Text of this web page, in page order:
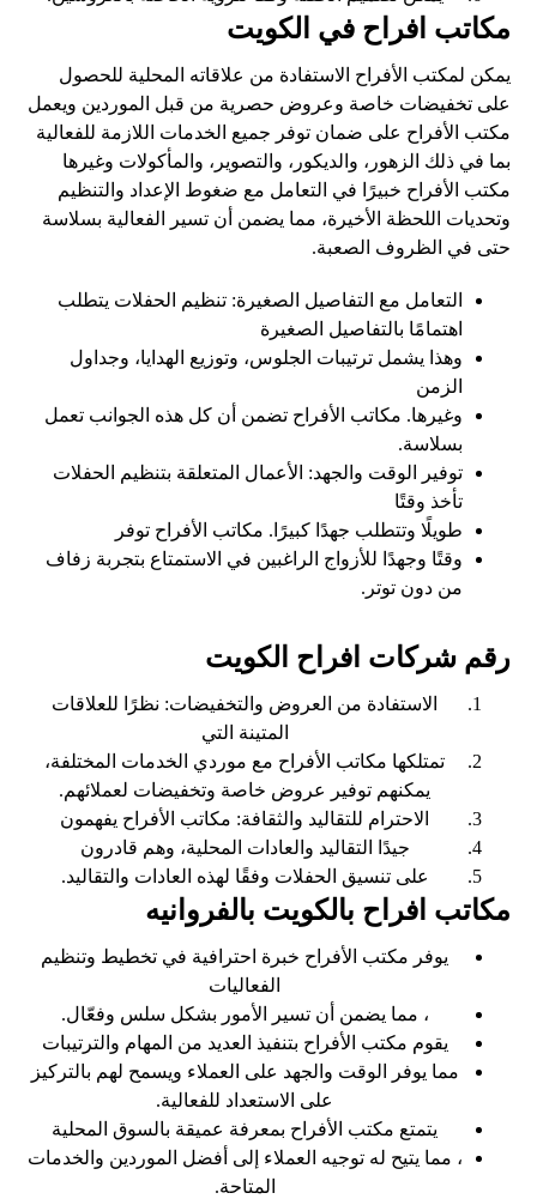
مكاتب افراح في الكويت
يمكن لمكتب الأفراح الاستفادة من علاقاته المحلية للحصول
على تخفيضات خاصة وعروض حصرية من قبل الموردين ويعمل
مكتب الأفراح على ضمان توفر جميع الخدمات اللازمة للفعالية
بما في ذلك الزهور، والديكور، والتصوير، والمأكولات وغيرها
مكتب الأفراح خبيرًا في التعامل مع ضغوط الإعداد والتنظيم
وتحديات اللحظة الأخيرة، مما يضمن أن تسير الفعالية بسلاسة
حتى في الظروف الصعبة.
التعامل مع التفاصيل الصغيرة: تنظيم الحفلات يتطلب
اهتمامًا بالتفاصيل الصغيرة
وهذا يشمل ترتيبات الجلوس، وتوزيع الهدايا، وجداول
الزمن
وغيرها. مكاتب الأفراح تضمن أن كل هذه الجوانب تعمل
بسلاسة.
توفير الوقت والجهد: الأعمال المتعلقة بتنظيم الحفلات
تأخذ وقتًا
طويلًا وتتطلب جهدًا كبيرًا. مكاتب الأفراح توفر
وقتًا وجهدًا للأزواج الراغبين في الاستمتاع بتجربة زفاف
من دون توتر.
رقم شركات افراح الكويت
الاستفادة من العروض والتخفيضات: نظرًا للعلاقات
المتينة التي
تمتلكها مكاتب الأفراح مع موردي الخدمات المختلفة،
يمكنهم توفير عروض خاصة وتخفيضات لعملائهم.
الاحترام للتقاليد والثقافة: مكاتب الأفراح يفهمون
جيدًا التقاليد والعادات المحلية، وهم قادرون
على تنسيق الحفلات وفقًا لهذه العادات والتقاليد.
مكاتب افراح بالكويت بالفروانيه
يوفر مكتب الأفراح خبرة احترافية في تخطيط وتنظيم
الفعاليات
، مما يضمن أن تسير الأمور بشكل سلس وفعّال.
يقوم مكتب الأفراح بتنفيذ العديد من المهام والترتيبات
مما يوفر الوقت والجهد على العملاء ويسمح لهم بالتركيز
على الاستعداد للفعالية.
يتمتع مكتب الأفراح بمعرفة عميقة بالسوق المحلية
، مما يتيح له توجيه العملاء إلى أفضل الموردين والخدمات
المتاحة.